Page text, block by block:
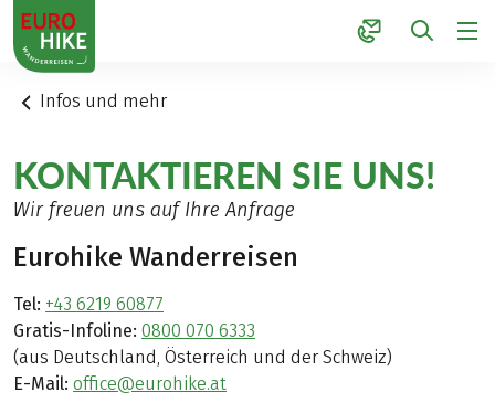
1
Infos und mehr
KONTAKTIEREN SIE UNS!
Wir freuen uns auf Ihre Anfrage
Eurohike Wanderreisen
Tel: +43 6219 60877
Gratis-Infoline: 0800 070 6333
(aus Deutschland, Österreich und der Schweiz)
E-Mail: office@eurohike.at